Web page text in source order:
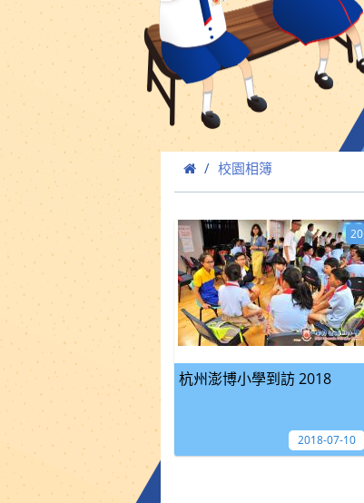
校園相簿
杭州澎博小學到訪 2018
20
2018-07-10